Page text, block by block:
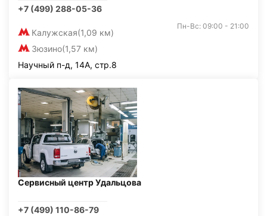
+7 (499) 288-05-36
Калужская(1,09 км)
Зюзино(1,57 км)
Пн-Вс: 09:00 - 21:00
Научный п-д, 14А, стр.8
Сервисный центр Удальцова
+7 (499) 110-86-79